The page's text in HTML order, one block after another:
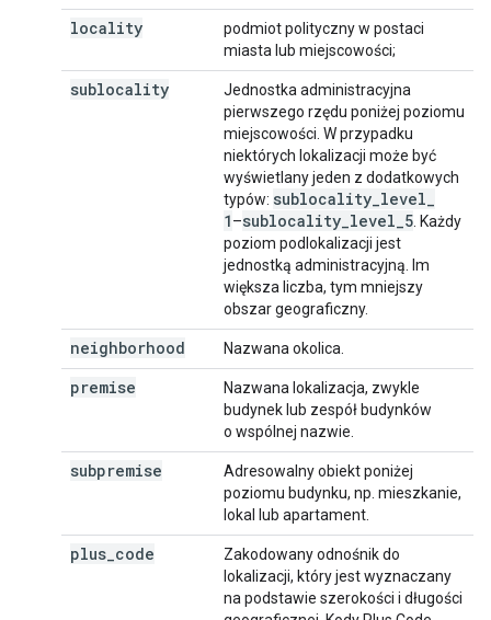
locality
podmiot polityczny w postaci
miasta lub miejscowości;
sublocality
Jednostka administracyjna
pierwszego rzędu poniżej poziomu
miejscowości. W przypadku
niektórych lokalizacji może być
wyświetlany jeden z dodatkowych
typów: sublocality level
1–sublocality level 5 . Każdy
poziom podlokalizacji jest
jednostką administracyjną. Im
większa liczba, tym mniejszy
obszar geograficzny.
neighborhood Nazwana okolica.
premise
Nazwana lokalizacja, zwykle
budynek lub zespół budynków
o wspólnej nazwie.
subpremise
Adresowalny obiekt poniżej
poziomu budynku, np. mieszkanie,
lokal lub apartament.
plus code
Zakodowany odnośnik do
lokalizacji, który jest wyznaczany
na podstawie szerokości i długości